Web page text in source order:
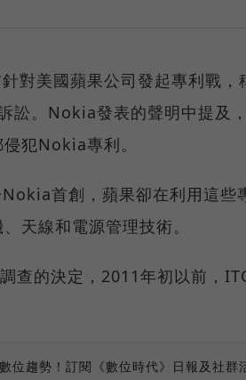
對美國蘋果公司發起專利戰，
訟。Nokia發表的聲明中提及
犯Nokia專利。
首創，蘋果卻在利用這些
天線和電源管理技術。
查的決定，2011年初以前，
位趨勢！訂閱《數位時代》日報及社群